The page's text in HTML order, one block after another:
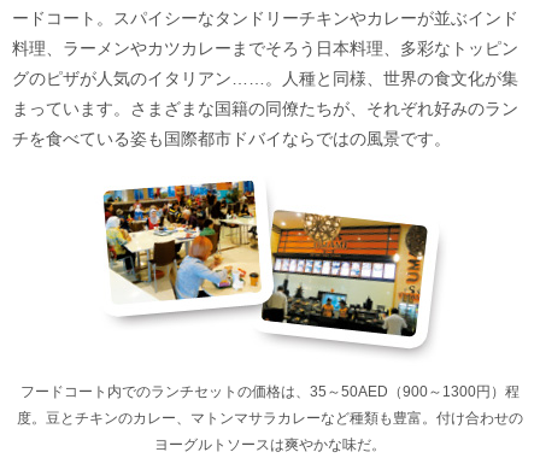
ードコート。スパイシーなタンドリーチキンやカレーが並ぶインド
料理、ラーメンやカツカレーまでそろう日本料理、多彩なトッピン
グのピザが人気のイタリアン……。人種と同様、世界の食文化が集
まっています。さまざまな国籍の同僚たちが、それぞれ好みのラン
チを食べている姿も国際都市ドバイならではの風景です。
フードコート内でのランチセットの価格は、35～50AED（900～1300円）程
度。豆とチキンのカレー、マトンマサラカレーなど種類も豊富。付け合わせの
ヨーグルトソースは爽やかな味だ。